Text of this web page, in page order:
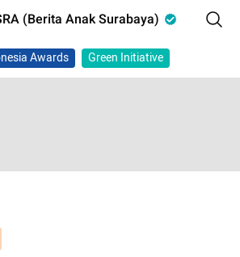
(Berita Anak Surabaya)
Awards Green Initiative